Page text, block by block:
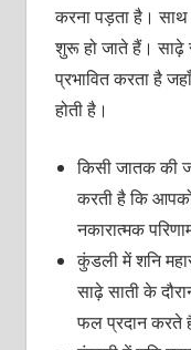
करना पड़ता है। साथ
शुरू हो जाते हैं। साढ़े
प्रभावित करता है
होती है।
किसी जातक की
करती है कि
नकारात्मक
कुंडली में शनि
साढ़े साती के
फल प्रदान करते